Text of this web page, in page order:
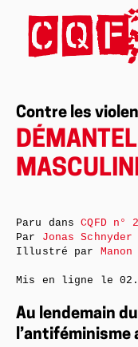
Contre les
Au lendemain
l’antiféminisme
Paru dansCQFD
Par Jonas Schnyder
Illustré par Manon
Mis en ligne le